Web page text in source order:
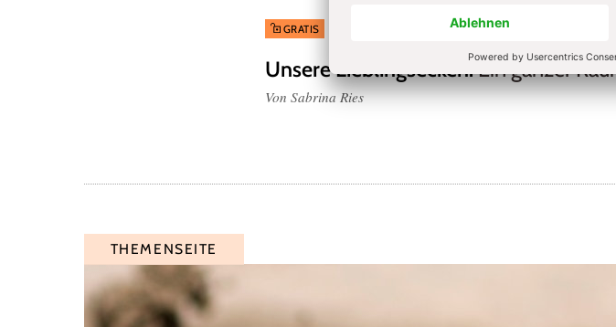
GRATIS 3/2026: Fremdeln & Introvertiertheit: Wenn Nähe
Unsere Lieblingsecken:Ein ganzer
Von Sabrina Ries
THEMENSEITE